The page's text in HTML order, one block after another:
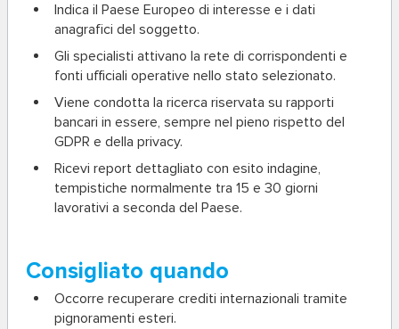
Indica il Paese Europeo di interesse e i dati
anagrafici del soggetto.
Gli specialisti attivano la rete di corrispondenti e
fonti ufficiali operative nello stato selezionato.
Viene condotta la ricerca riservata su rapporti
bancari in essere, sempre nel pieno rispetto del
GDPR e della privacy.
Ricevi report dettagliato con esito indagine,
tempistiche normalmente tra 15 e 30 giorni
lavorativi a seconda del Paese.
Consigliato quando
Occorre recuperare crediti internazionali tramite
pignoramenti esteri.